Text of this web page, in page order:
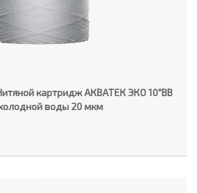
картридж АКВАТЕК ЭКО 10"ВВ
воды 20 мкм